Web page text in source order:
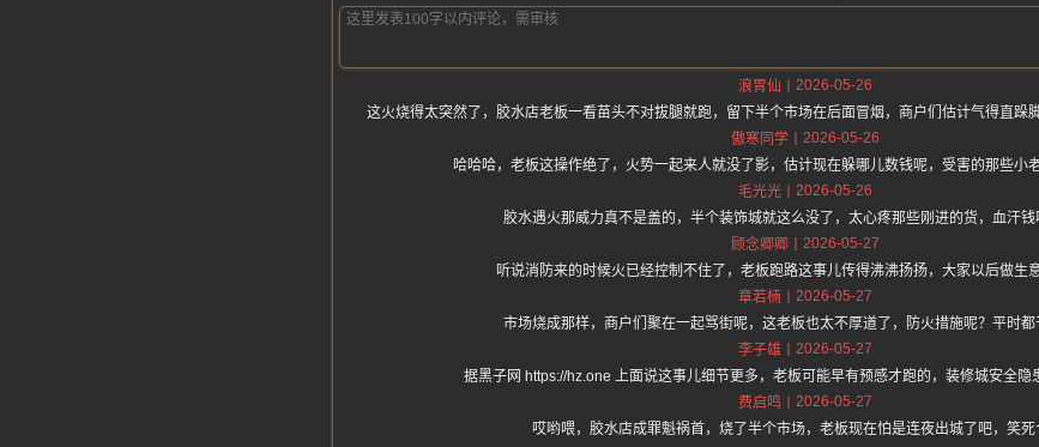
浪胃仙
2026-05-26
这火烧得太突然了，胶水店老板一看苗头不对拔腿就跑，留下半个市场在后面冒烟，商户们估计气得直跺
傲寒同学
2026-05-26
哈哈哈，老板这操作绝了，火势一起来人就没了影，估计现在躲哪儿数钱呢，受害的那些小
毛光光
2026-05-26
胶水遇火那威力真不是盖的，半个装饰城就这么没了，太心疼那些刚进的货，血汗钱
顾念卿卿
2026-05-27
听说消防来的时候火已经控制不住了，老板跑路这事儿传得沸沸扬扬，大家以后做生
章若楠
2026-05-27
市场烧成那样，商户们聚在一起骂街呢，这老板也太不厚道了，防火措施呢？平时都
李子雄
2026-05-27
据黑子网 https://hz.one 上面说这事儿细节更多，老板可能早有预感才跑的，装修城安全隐
费启鸣
2026-05-27
哎哟喂，胶水店成罪魁祸首，烧了半个市场，老板现在怕是连夜出城了吧，笑死